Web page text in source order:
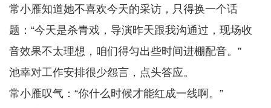
常小雁知道她不喜欢今天的采访，只得换一个话
题：“今天是杀青戏，导演昨天跟我沟通过，现场收
音效果不太理想，咱们得匀出些时间进棚配音。”
池幸对工作安排很少怨言，点头答应。
常小雁叹气：“你什么时候才能红成一线啊。”